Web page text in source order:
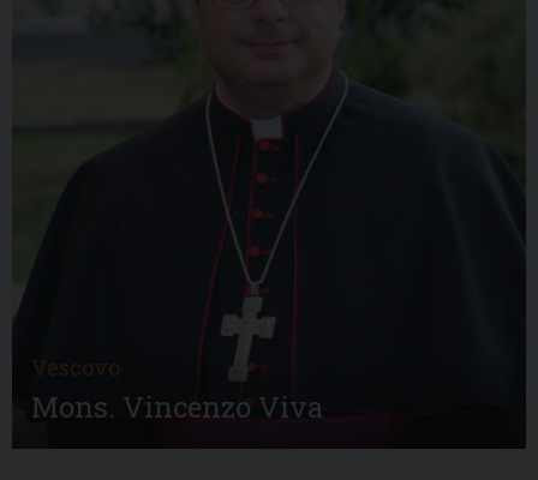
Vescovo
Mons. Vincenzo Viva